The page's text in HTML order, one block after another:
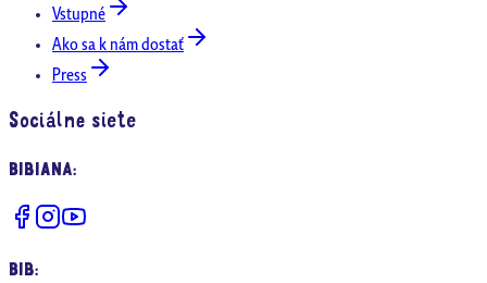
Vstupné
Ako sa k nám dostať
Press
Sociálne siete
BIBIANA:
BIB: